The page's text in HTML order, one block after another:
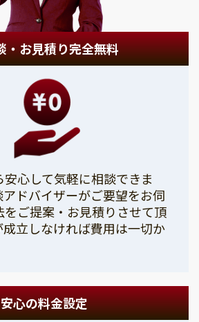
・お見積り完全無料
心して気軽に相談できま
ドバイザーがご要望をお伺
をご提案・お見積りさせて頂
成立しなければ費用は一切か
安心の料金設定